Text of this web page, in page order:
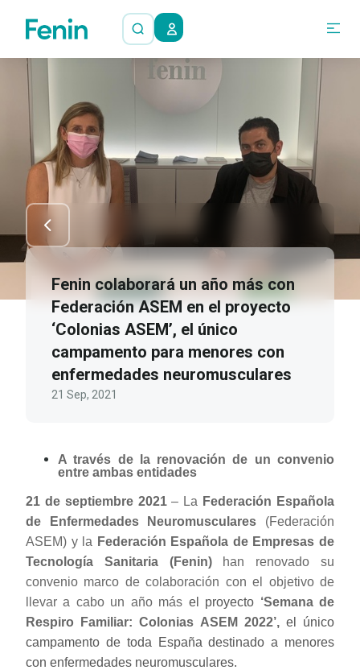
Fenin colaborará un año más con
Federación ASEM en el proyecto
‘Colonias ASEM’, el único
campamento para menores con
enfermedades neuromusculares
21 Sep, 2021
A través de la renovación de un convenio
entre ambas entidades
21 de septiembre 2021– La Federación Española
de Enfermedades Neuromusculares (Federación
ASEM) y la Federación Española de Empresas de
Tecnología Sanitaria (Fenin) han renovado su
convenio marco de colaboración con el objetivo de
llevar a cabo un año más el proyecto ‘Semana de
Respiro Familiar: Colonias ASEM 2022’,el único
campamento de toda España destinado a menores
con enfermedades neuromusculares.